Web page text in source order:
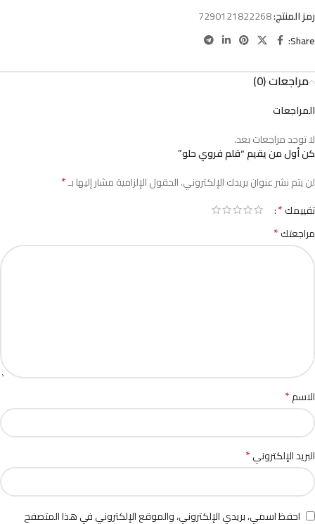
رمز المنتج:7290121822268
Share:
مراجعات (0)
المراجعات
لا توجد مراجعات بعد.
كن أول من يقيم “قلم فروي حلو”
لن يتم نشر عنوان بريدك الإلكتروني.الحقول الإلزامية مشار إليها بـ*
تقييمك*
مراجعتك*
الاسم*
البريد الإلكتروني*
احفظ اسمي، بريدي الإلكتروني، والموقع الإلكتروني في هذا المتصفح